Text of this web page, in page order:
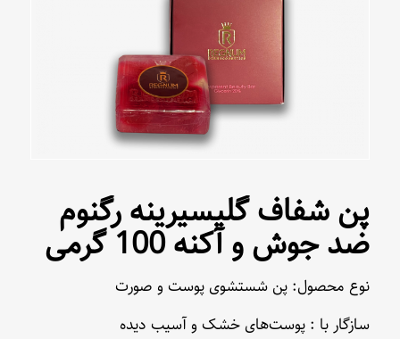
پن شفاف گلیسیرینه رگنوم
ضد جوش و آکنه 100 گرمی
نوع محصول: پن شستشوی پوست و صورت
سازگار با : پوست‌های خشک و آسیب دیده